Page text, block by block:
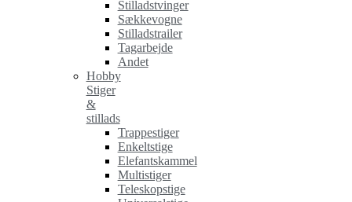
Stilladstvinger
Sækkevogne
Stilladstrailer
Tagarbejde
Andet
Hobby
Stiger
&
stillads
Trappestiger
Enkeltstige
Elefantskammel
Multistiger
Teleskopstige